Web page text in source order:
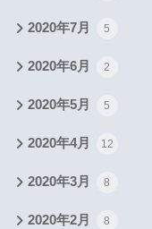
2020年7月 5
2020年6月 2
2020年5月 5
2020年4月 12
2020年3月 8
2020年2月 8